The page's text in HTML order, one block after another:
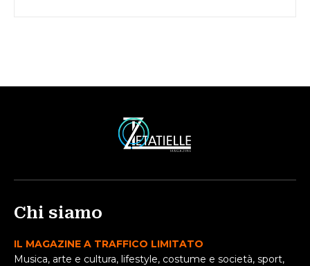
Chi siamo
IL MAGAZINE A TRAFFICO LIMITATO
Musica, arte e cultura, lifestyle, costume e società, sport,